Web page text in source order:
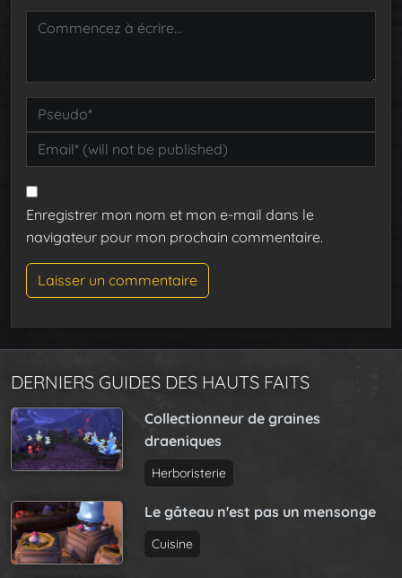
Enregistrer mon nom et mon e-mail dans le
navigateur pour mon prochain commentaire.
DERNIERS GUIDES DES HAUTS FAITS
Collectionneur de graines
draeniques
Herboristerie
Le gâteau n'est pas un mensonge
Cuisine